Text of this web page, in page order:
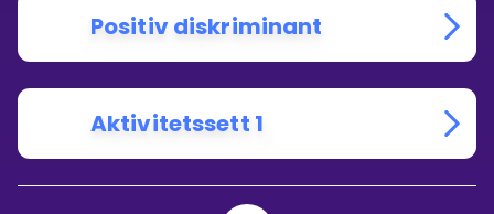
Positiv diskriminant
Aktivitetssett 1